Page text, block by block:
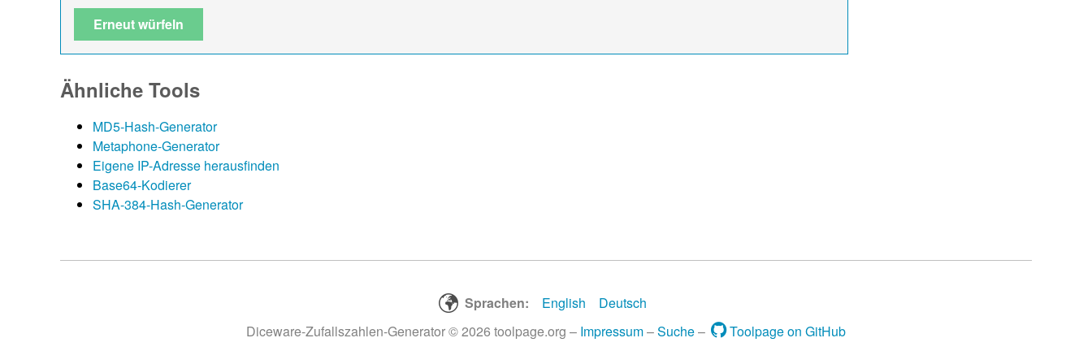
Erneut würfeln
Ähnliche Tools
MD5-Hash-Generator
Metaphone-Generator
Eigene IP-Adresse herausfinden
Base64-Kodierer
SHA-384-Hash-Generator
Sprachen: English
Deutsch
Diceware-Zufallszahlen-Generator © 2026 toolpage.org – Impressum–Suche– Toolpage on GitHub